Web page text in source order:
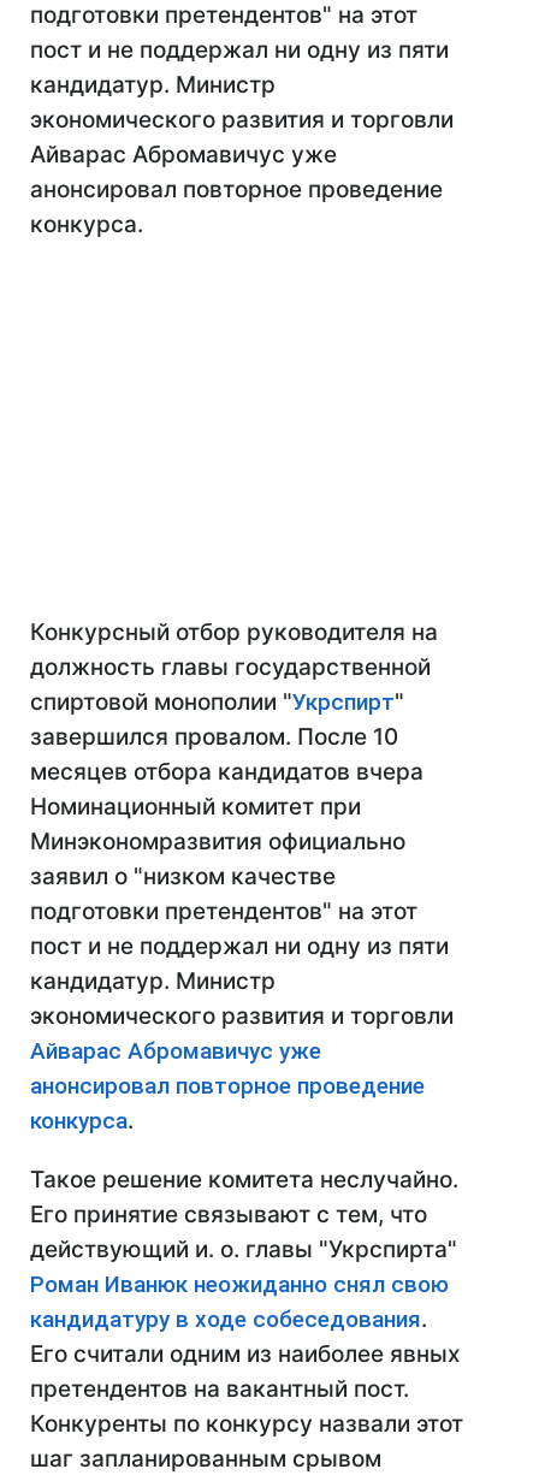
подготовки претендентов" на этот
пост и не поддержал ни одну из пяти
кандидатур. Министр
экономического развития и торговли
Айварас Абромавичус уже
анонсировал повторное проведение
конкурса.
Конкурсный отбор руководителя на
должность главы государственной
спиртовой монополии "Укрспирт"
завершился провалом. После 10
месяцев отбора кандидатов вчера
Номинационный комитет при
Минэкономразвития официально
заявил о "низком качестве
подготовки претендентов" на этот
пост и не поддержал ни одну из пяти
кандидатур. Министр
экономического развития и торговли
Айварас Абромавичус уже
анонсировал повторное проведение
конкурса.
Такое решение комитета неслучайно.
Его принятие связывают с тем, что
действующий и. о. главы "Укрспирта"
Роман Иванюк неожиданно снял свою
кандидатуру в ходе собеседования.
Его считали одним из наиболее явных
претендентов на вакантный пост.
Конкуренты по конкурсу назвали этот
шаг запланированным срывом